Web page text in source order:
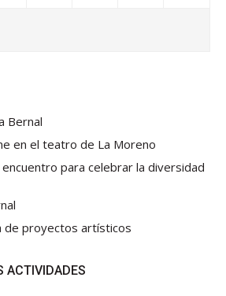
Bernal
en el teatro de La Moreno
encuentro para celebrar la diversidad
de proyectos artísticos
ACTIVIDADES